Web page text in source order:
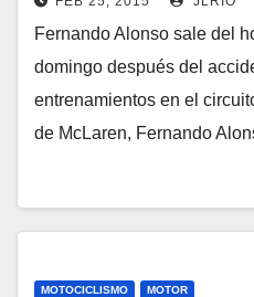
Fernando Alonso sale del
domingo después del
entrenamientos en el
de McLaren, Fernando
MOTOCICLISMO MOTOR